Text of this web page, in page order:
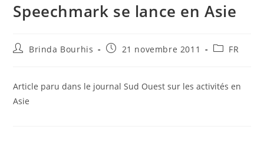
Speechmark se lance en Asie
Auteur/autrice
publication :
Brinda Bourhis
Publication
21 novembre 2011
PostFR
Article paru dans le journal Sud Ouest sur les activités en
Asie